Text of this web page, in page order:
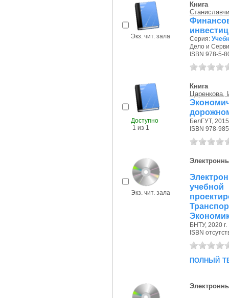
Экз. чит. зала
Книга
Серия:
Дело и
ISBN 978-5-
Доступно
1 из 1
Книга
БелГУТ, 2015
ISBN 978-
Экз. чит. зала
БНТУ, 2020 г.
ISBN
полный